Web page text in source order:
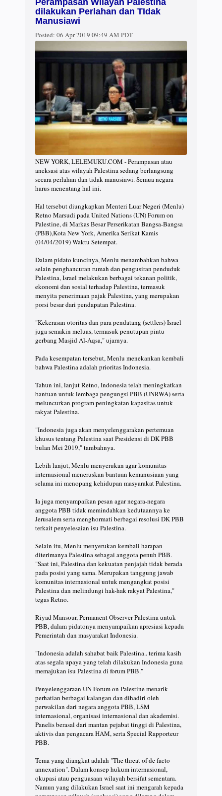
Perampasan Wilayah Palestina
dilakukan Perlahan dan TIdak
Manusiawi
Posted: 06 Apr 2019 09:49 AM PDT
NEW YORK, LELEMUKU.COM - Perampasan atau
aneksasi atas wilayah Palestina sedang berlangsung
secara perlahan dan tidak manusiawi. Semua negara
harus menentang hal ini.
Hal tersebut diungkapkan Menteri Luar Negeri (Menlu)
Retno Marsudi pada United Nations (UN) Forum on
Palestine, di Markas Besar Perserikatan Bangsa-Bangsa
(PBB),Kota New York, Amerika Serikat Kamis
(04/04/2019) Waktu Setempat.
Dalam pidato kuncinya, Menlu menambahkan bahwa
selain penghancuran rumah dan pengusiran penduduk
Palestina, Israel melakukan berbagai tekanan politik,
ekonomi dan sosial terhadap Palestina, termasuk
menyita penerimaan pajak Palestina, yang merupakan
porsi besar dari pendapatan Palestina.
"Kekerasan otoritas dan para pendatang (settlers) Israel
juga semakin meluas, termasuk penutupan pintu
gerbang Masjid Al-Aqsa," ujarnya.
Pada kesempatan tersebut, Menlu menekankan kembali
bahwa Palestina adalah prioritas Indonesia.
Tahun ini, lanjut Retno, Indonesia telah meningkatkan
bantuan untuk lembaga pengungsi PBB (UNRWA) serta
meluncurkan program peningkatan kapasitas untuk
rakyat Palestina.
"Indonesia juga akan menyelenggarakan pertemuan
khusus tentang Palestina saat Presidensi di DK PBB
bulan Mei 2019," tambahnya.
Lebih lanjut, Menlu menyerukan agar komunitas
internasional meneruskan bantuan kemanusiaan yang
selama ini menopang kehidupan masyarakat Palestina.
Ia juga menyampaikan pesan agar negara-negara
anggota PBB tidak memindahkan kedutaannya ke
Jerusalem serta menghormati berbagai resolusi DK PBB
terkait penyelesaian isu Palestina.
Selain itu, Menlu menyerukan kembali harapan
diterimanya Palestina sebagai anggota penuh PBB.
"Saat ini, Palestina dan kekuatan penjajah tidak berada
pada posisi yang sama. Merupakan tanggung jawab
komunitas internasional untuk mengangkat posisi
Palestina dan melindungi hak-hak rakyat Palestina,"
tegas Retno.
Riyad Mansour, Permanent Observer Palestina untuk
PBB, dalam pidatonya menyampaikan apresiasi kepada
Pemerintah dan masyarakat Indonesia.
"Indonesia adalah sahabat baik Palestina.. terima kasih
atas segala upaya yang telah dilakukan Indonesia guna
memajukan isu Palestina di forum PBB."
Penyelenggaraan UN Forum on Palestine menarik
perhatian berbagai kalangan dan dihadiri oleh
perwakilan dari negara anggota PBB, LSM
internasional, organisasi internasional dan akademisi.
Panelis berasal dari mantan pejabat tinggi di Palestina,
aktivis dan pengacara HAM, serta Special Rapporteur
PBB.
Tema yang diangkat adalah "The threat of de facto
annexation". Dalam konsep hukum internasional,
okupasi atau penguasaan wilayah bersifat sementara.
Namun yang dilakukan Israel saat ini mengarah kepada